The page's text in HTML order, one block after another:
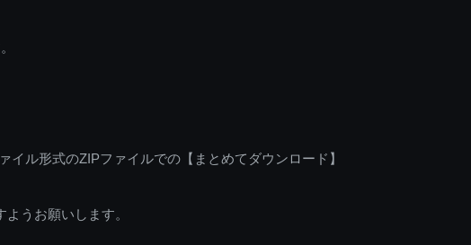
ル形式のZIPファイルでの【まとめてダウンロード】
うお願いします。